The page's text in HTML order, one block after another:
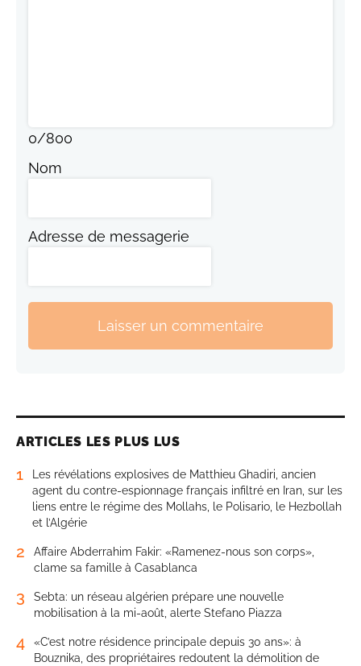
0/800
Nom
Adresse de messagerie
Laisser un commentaire
ARTICLES LES PLUS LUS
1
Les révélations explosives de Matthieu Ghadiri, ancien
agent du contre-espionnage français infiltré en Iran, sur les
liens entre le régime des Mollahs, le Polisario, le Hezbollah
et l’Algérie
2
Affaire Abderrahim Fakir: «Ramenez-nous son corps»,
clame sa famille à Casablanca
3
Sebta: un réseau algérien prépare une nouvelle
mobilisation à la mi-août, alerte Stefano Piazza
4
«C’est notre résidence principale depuis 30 ans»: à
Bouznika, des propriétaires redoutent la démolition de